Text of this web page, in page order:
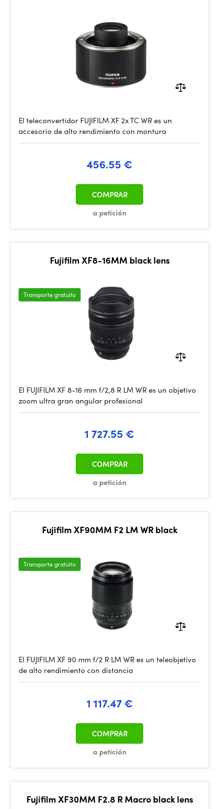
El teleconvertidor FUJIFILM XF 2x TC WR es un
accesorio de alto rendimiento con montura
456.55 €
a petición
COMPRAR
Fujifilm XF8-16MM black lens
Transporte gratuito
El FUJIFILM XF 8-16 mm f/2,8 R LM WR es un objetivo
zoom ultra gran angular profesional
1 727.55 €
a petición
COMPRAR
Fujifilm XF90MM F2 LM WR black
Transporte gratuito
El FUJIFILM XF 90 mm f/2 R LM WR es un teleobjetivo
de alto rendimiento con distancia
1 117.47 €
a petición
COMPRAR
Fujifilm XF30MM F2.8 R Macro black lens